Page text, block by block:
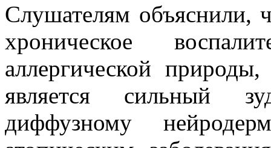
Слушателям объяснили,
хроническое
аллергической
является сильный
диффузному